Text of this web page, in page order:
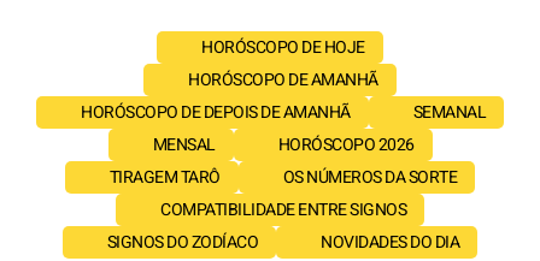
HORÓSCOPO DE HOJE
HORÓSCOPO DE AMANHÃ
HORÓSCOPO DE DEPOIS DE AMANHÃ
SEMANAL
MENSAL
HORÓSCOPO 2026
TIRAGEM TARÔ
OS NÚMEROS DA SORTE
COMPATIBILIDADE ENTRE SIGNOS
SIGNOS DO ZODÍACO
NOVIDADES DO DIA